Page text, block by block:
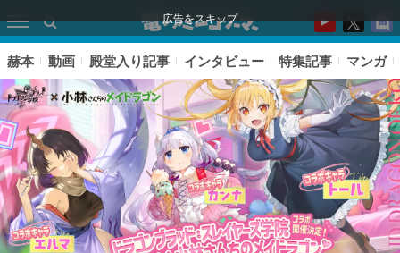
広告をスキップ
赫本 動画 殿堂入り記事 インタビュー 特集記事 マンガ